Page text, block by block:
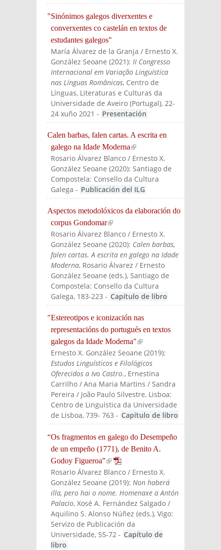
"Sinónimos galegos diverxentes e
converxentes co castelán en textos de
estudantes galegos"
María Álvarez de la Granja / Ernesto X.
González Seoane (2021): II Congresso
Internacional em Variação Linguística
nas Línguas Românicas, Centro de
Línguas, Literaturas e Culturas da
Universidade de Aveiro (Portugal), 22-
24 xuño 2021 - Presentación
Calen barbas, falen cartas. A escrita en
galego na Idade Moderna(link is external)
Rosario Álvarez Blanco / Ernesto X.
González Seoane (2020):Santiago de
Compostela: Consello da Cultura
Galega - Publicación del ILG
Aspectos metodolóxicos da elaboración do
corpus Gondomar(link is external)
Rosario Álvarez Blanco / Ernesto X.
González Seoane (2020): Calen barbas,
falen cartas. A escrita en galego na Idade
Moderna, Rosario Álvarez / Ernesto
González Seoane (eds.), Santiago de
Compostela: Consello da Cultura
Galega, 183-223 - Capítulo de libro
"Estereotipos e iconización nas
representacións do portugués en textos
galegos da Idade Moderna"(link is external)
Ernesto X. González Seoane (2019):
Estudos Linguísticos e Filológicos
Oferecidos a Ivo Castro., Ernestina
Carrilho / Ana Maria Martins / Sandra
Pereira / João Paulo Silvestre, Lisboa:
Centro de Linguística da Universidade
de Lisboa, 739- 763 - Capítulo de libro
“Os fragmentos en galego do Desempeño
de un empeño (1771), de Benito A.
Godoy Figueroa”(link is external)
Rosario Álvarez Blanco / Ernesto X.
González Seoane (2019): Non haberá
illa, pero hai o nome. Homenaxe a Antón
Palacio, Xosé A. Fernández Salgado /
Aquilino S. Alonso Núñez (eds.), Vigo:
Servizo de Publicación da
Universidade, 55-72 - Capítulo de
libro